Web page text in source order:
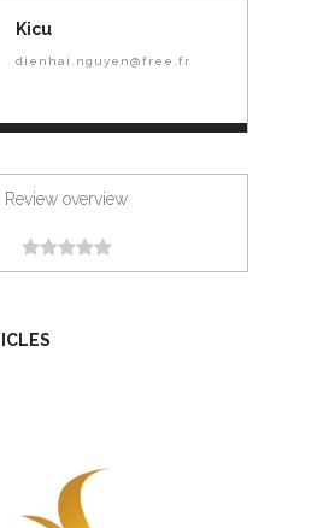
Kicu
dienhai.nguyen@free.fr
Review overview